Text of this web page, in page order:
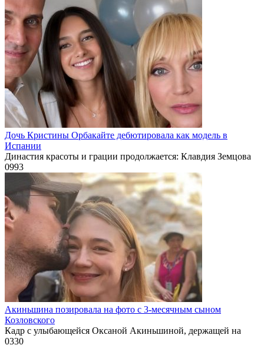
Дочь Кристины Орбакайте дебютировала как модель в
Испании
Династия красоты и грации продолжается: Клавдия Земцова
0993
Акиньшина позировала на фото с 3-месячным сыном
Козловского
Кадр с улыбающейся Оксаной Акиньшиной, держащей на
0330